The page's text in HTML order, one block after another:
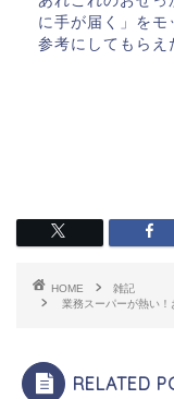
に手が届く」をモ
参考にしてもらえ
HOME
雑記
業務スーパーが熱い
RELATED